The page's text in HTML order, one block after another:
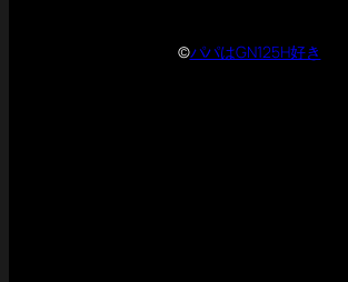
©パパはGN125H好き